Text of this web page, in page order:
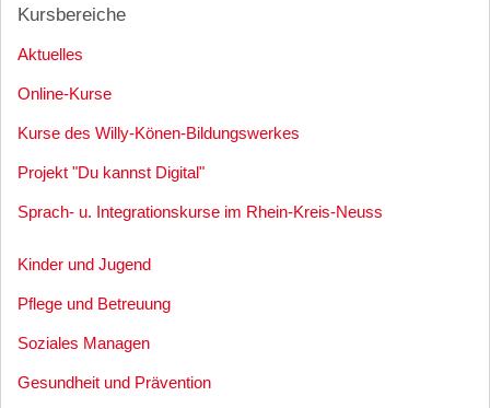
Kursbereiche
Aktuelles
Online-Kurse
Kurse des Willy-Könen-Bildungswerkes
Projekt "Du kannst Digital"
Sprach- u. Integrationskurse im Rhein-Kreis-Neuss
Kinder und Jugend
Pflege und Betreuung
Soziales Managen
Gesundheit und Prävention